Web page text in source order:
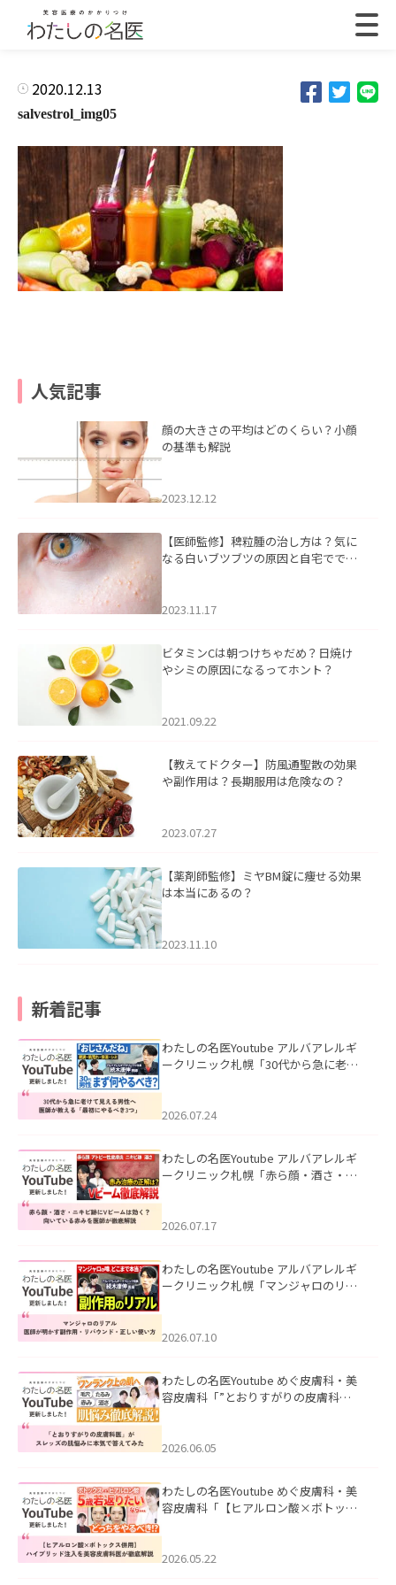
2020.12.13
salvestrol_img05
人気記事
顔の大きさの平均はどのくらい？小顔
の基準も解説
2023.12.12
【医師監修】稗粒腫の治し方は？気に
なる白いブツブツの原因と自宅ででき
2023.11.17
ビタミンCは朝つけちゃだめ？日焼け
やシミの原因になるってホント？
2021.09.22
【教えてドクター】防風通聖散の効果
や副作用は？長期服用は危険なの？
2023.07.27
【薬剤師監修】ミヤBM錠に痩せる効果
は本当にあるの？
2023.11.10
新着記事
わたしの名医Youtube アルバアレルギ
ークリニック札幌「30代から急に老け
た。
2026.07.24
わたしの名医Youtube アルバアレルギ
ークリニック札幌「赤ら顔・酒さ・ニ
した。
2026.07.17
わたしの名医Youtube アルバアレルギ
ークリニック札幌「マンジャロのリア
た。
2026.07.10
わたしの名医Youtube めぐ皮膚科・美
容皮膚科「”とおりすがりの皮膚科
2026.06.05
わたしの名医Youtube めぐ皮膚科・美
容皮膚科「【ヒアルロン酸×ボトック
た。
2026.05.22